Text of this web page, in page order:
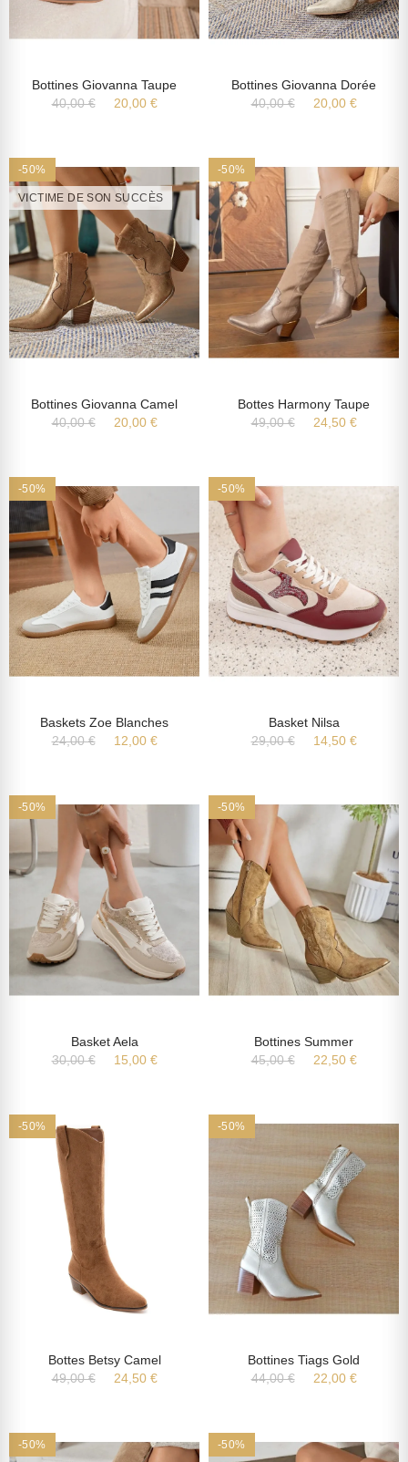
Bottines Giovanna Taupe
40,00 €
20,00 €
Bottines Giovanna Dorée
40,00 €
20,00 €
-50%
VICTIME DE SON SUCCÈS
Bottines Giovanna Camel
40,00 €
20,00 €
-50%
Bottes Harmony Taupe
49,00 €
24,50 €
-50%
Baskets Zoe Blanches
24,00 €
12,00 €
-50%
Basket Nilsa
29,00 €
14,50 €
-50%
Basket Aela
30,00 €
15,00 €
-50%
Bottines Summer
45,00 €
22,50 €
-50%
Bottes Betsy Camel
49,00 €
24,50 €
-50%
Bottines Tiags Gold
44,00 €
22,00 €
-50% -50%